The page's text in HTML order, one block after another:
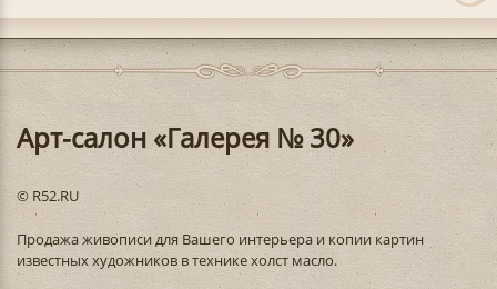
Арт-салон «Галерея № 30»
© R52.RU
Продажа живописи для Вашего интерьера и копии картин
известных художников в технике холст масло.